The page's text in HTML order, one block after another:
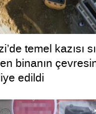
temel kazısı
binanın
edildi